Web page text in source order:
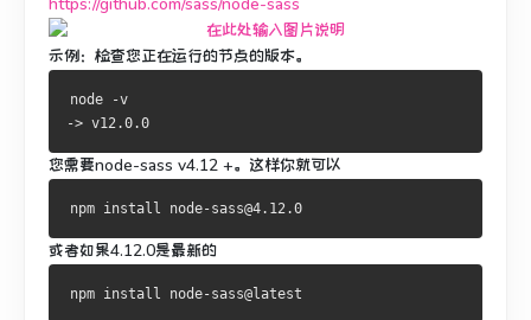
示例：检查您正在运行的节点的版本。
node -v
-> v12.0.0
您需要node-sass v4.12 +。 这样你就可以
或者如果4.12.0是最新的